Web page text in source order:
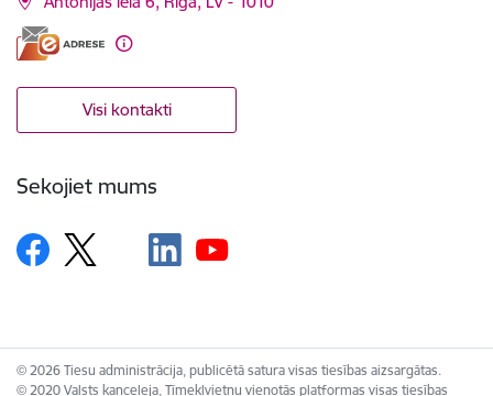
Visi kontakti
Sekojiet mums
© 2026 Tiesu administrācija, publicētā satura visas tiesības aizsargātas.
© 2020 Valsts kanceleja, Tīmekļvietņu vienotās platformas visas tiesības